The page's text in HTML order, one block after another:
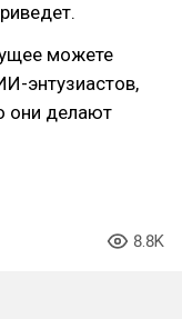
можете
энтузиастов,
они делают
8.8K